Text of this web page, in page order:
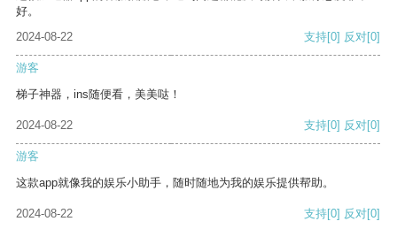
好。
2024-08-22
支持[0] 反对[0]
游客
梯子神器，ins随便看，美美哒！
2024-08-22 支持[0] 反对[0]
游客
这款app就像我的娱乐小助手，随时随地为我的娱乐提供帮助。
2024-08-22 支持[0] 反对[0]